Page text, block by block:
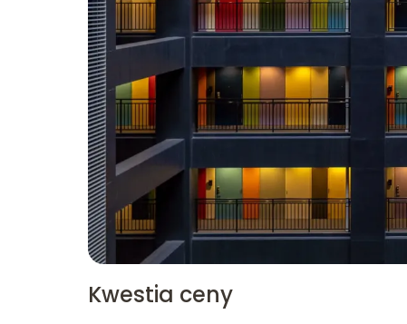
Kwestia ceny